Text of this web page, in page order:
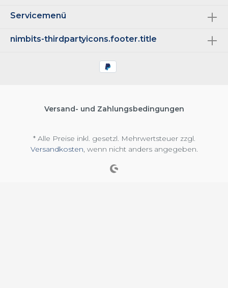
Servicemenü
nimbits-thirdpartyicons.footer.title
Versand- und Zahlungsbedingungen
* Alle Preise inkl. gesetzl. Mehrwertsteuer zzgl.
Versandkosten , wenn nicht anders angegeben.